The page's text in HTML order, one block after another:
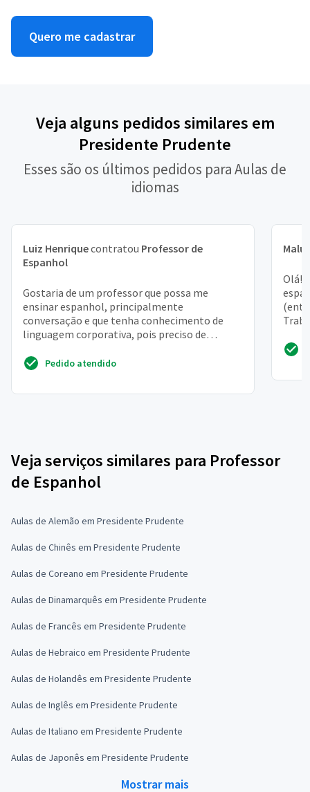
Quero me cadastrar
Veja alguns pedidos similares em
Presidente Prudente
Esses são os últimos pedidos para Aulas de
idiomas
Luiz Henriquecontratou Professor de
Espanhol
Gostaria de um professor que possa me
ensinar espanhol, principalmente
conversação e que tenha conhecimento de
linguagem corporativa, pois preciso de
Pedido atendido
Malu
Olá!
Veja serviços similares para Professor
de Espanhol
Aulas de Alemão em Presidente Prudente
Aulas de Chinês em Presidente Prudente
Aulas de Coreano em Presidente Prudente
Aulas de Dinamarquês em Presidente Prudente
Aulas de Francês em Presidente Prudente
Aulas de Hebraico em Presidente Prudente
Aulas de Holandês em Presidente Prudente
Aulas de Inglês em Presidente Prudente
Aulas de Italiano em Presidente Prudente
Aulas de Japonês em Presidente Prudente
Mostrar mais